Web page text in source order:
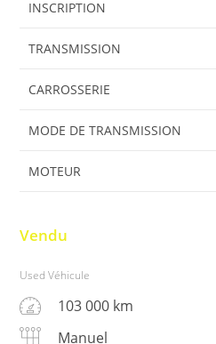
TRANSMISSION
CARROSSERIE
MODE DE TRANSMISSION
MOTEUR
Used Véhicule
103 000 km
Manuel
Berline